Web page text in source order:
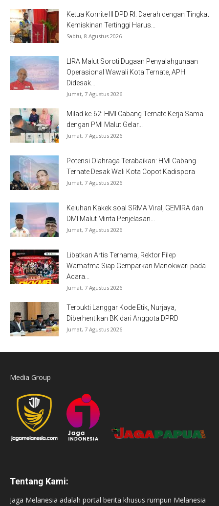
Ketua Komite III DPD RI: Daerah dengan Tingkat
Kemiskinan Tertinggi Harus...
Sabtu, 8 Agustus 2026
LIRA Malut Soroti Dugaan Penyalahgunaan
Operasional Wawali Kota Ternate, APH
Didesak...
Jumat, 7 Agustus 2026
Milad ke-62: HMI Cabang Ternate Kerja Sama
dengan PMI Malut Gelar...
Jumat, 7 Agustus 2026
Potensi Olahraga Terabaikan: HMI Cabang
Ternate Desak Wali Kota Copot Kadispora
Jumat, 7 Agustus 2026
Keluhan Kakek soal SRMA Viral, GEMIRA dan
DMI Malut Minta Penjelasan...
Jumat, 7 Agustus 2026
Libatkan Artis Ternama, Rektor Filep
Wamafma Siap Gemparkan Manokwari pada
Acara...
Jumat, 7 Agustus 2026
Terbukti Langgar Kode Etik, Nurjaya,
Diberhentikan BK dari Anggota DPRD
Jumat, 7 Agustus 2026
Media Group
Tentang Kami:
Jaga Melanesia adalah portal berita khusus rumpun Melanesia